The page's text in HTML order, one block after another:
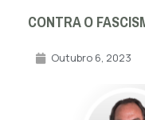
CONTRA O
Outubro 6, 2023